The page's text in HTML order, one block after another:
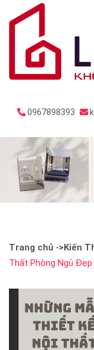
0967898393
Trang chủ ->Kiến
Thất Phòng Ngủ Đẹp